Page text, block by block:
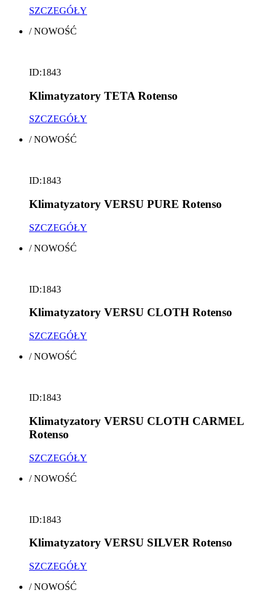
SZCZEGÓŁY
/NOWOŚĆ
ID:1843
Klimatyzatory TETA Rotenso
SZCZEGÓŁY
/NOWOŚĆ
ID:1843
Klimatyzatory VERSU PURE Rotenso
SZCZEGÓŁY
/NOWOŚĆ
ID:1843
Klimatyzatory VERSU CLOTH Rotenso
SZCZEGÓŁY
/NOWOŚĆ
ID:1843
Klimatyzatory VERSU CLOTH CARMEL
Rotenso
SZCZEGÓŁY
/NOWOŚĆ
ID:1843
Klimatyzatory VERSU SILVER Rotenso
SZCZEGÓŁY
/NOWOŚĆ